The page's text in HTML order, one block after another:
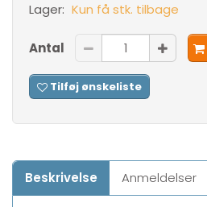
Lager: Kun få stk. tilbage
Antal
Tilføj ønskeliste
Beskrivelse Anmeldelser